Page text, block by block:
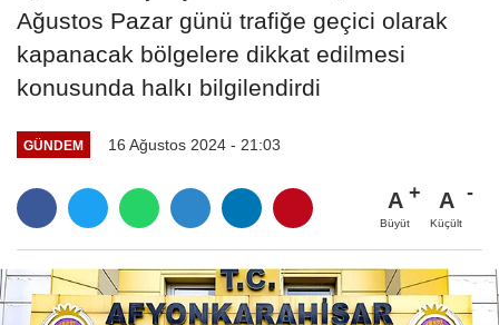
Ağustos Pazar günü trafiğe geçici olarak
kapanacak bölgelere dikkat edilmesi
konusunda halkı bilgilendirdi
GÜNDEM 16 Ağustos 2024 - 21:03
A
Büyüt
A
Küçült